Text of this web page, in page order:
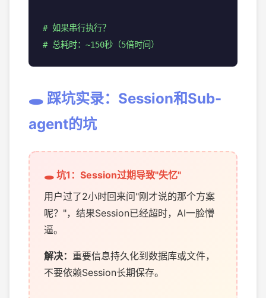
# 如果串行执行？
# 总耗时：~150秒（5倍时间）
🕳️ 踩坑实录：Session和Sub-
agent的坑
🕳️ 坑1：Session过期导致"失忆"
用户过了2小时回来问"刚才说的那个方案
呢？"，结果Session已经超时，AI一脸懵
逼。
解决： 重要信息持久化到数据库或文件，
不要依赖Session长期保存。